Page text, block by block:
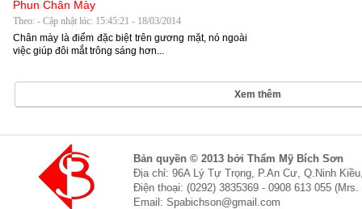
Phun Chân Mày
Theo: - Cập nhật lúc: 15:45:21 - 18/03/2014
Chân mày là điểm đặc biệt trên gương mặt, nó ngoài
việc giúp đôi mắt trông sáng hơn...
Xem thêm
Bản quyền © 2013 bởi Thẩm Mỹ Bích Sơn
Địa chỉ: 96A Lý Tự Trọng, P.An Cư, Q.Ninh
Điện thoại: (0292) 3835369 - 0908 613 055 (Mrs.
Email: Spabichson@gmail.com